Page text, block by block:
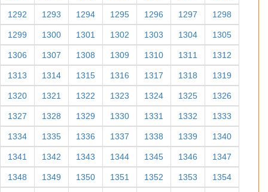
1292 1293 1294 1295 1296 1297 1298
1299 1300 1301 1302 1303 1304 1305
1306 1307 1308 1309 1310 1311 1312
1313 1314 1315 1316 1317 1318 1319
1320 1321 1322 1323 1324 1325 1326
1327 1328 1329 1330 1331 1332 1333
1334 1335 1336 1337 1338 1339 1340
1341 1342 1343 1344 1345 1346 1347
1348 1349 1350 1351 1352 1353 1354